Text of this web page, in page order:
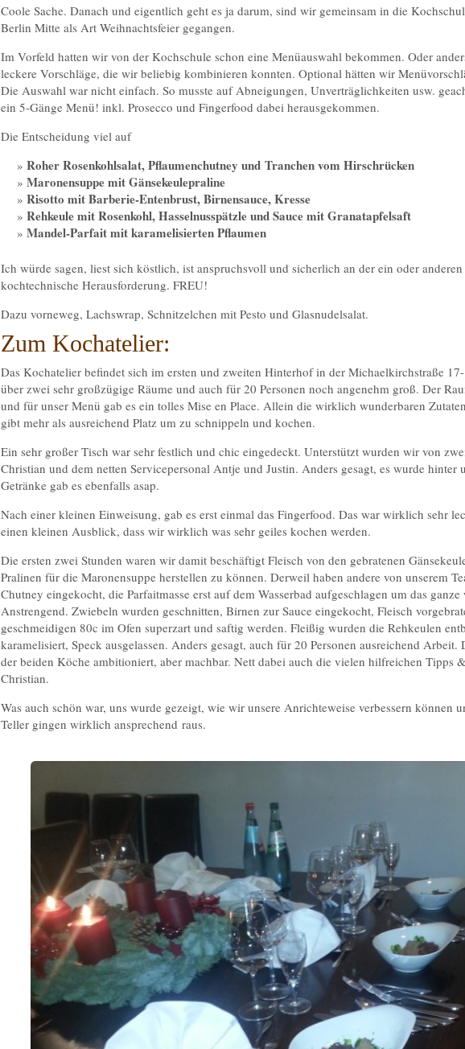
Coole Sache. Danach und eigentlich geht es ja darum, sind wir gemeinsam in die
Berlin Mitte als Art Weihnachtsfeier gegangen.
Im Vorfeld hatten wir von der Kochschule schon eine Menüauswahl bekommen. Oder
leckere Vorschläge, die wir beliebig kombinieren konnten. Optional hätten wir
Die Auswahl war nicht einfach. So musste auf Abneigungen, Unverträglichkeiten usw.
ein 5-Gänge Menü! inkl. Prosecco und Fingerfood dabei herausgekommen.
Die Entscheidung viel auf
Roher Rosenkohlsalat, Pflaumenchutney und Tranchen vom Hirschrücken
Maronensuppe mit Gänsekeulepraline
Risotto mit Barberie-Entenbrust, Birnensauce, Kresse
Rehkeule mit Rosenkohl, Hasselnusspätzle und Sauce mit Granatapfelsaft
Mandel-Parfait mit karamelisierten Pflaumen
Ich würde sagen, liest sich köstlich, ist anspruchsvoll und sicherlich an der ein oder
kochtechnische Herausforderung. FREU!
Dazu vorneweg, Lachswrap, Schnitzelchen mit Pesto und Glasnudelsalat.
Zum Kochatelier:
Das Kochatelier befindet sich im ersten und zweiten Hinterhof in der Michaelkirchstraße
über zwei sehr großzügige Räume und auch für 20 Personen noch angenehm groß. Der
und für unser Menü gab es ein tolles Mise en Place. Allein die wirklich wunderbaren
gibt mehr als ausreichend Platz um zu schnippeln und kochen.
Ein sehr großer Tisch war sehr festlich und chic eingedeckt. Unterstützt wurden wir von
Christian und dem netten Servicepersonal Antje und Justin. Anders gesagt, es wurde hinter
Getränke gab es ebenfalls asap.
Nach einer kleinen Einweisung, gab es erst einmal das Fingerfood. Das war wirklich sehr
einen kleinen Ausblick, dass wir wirklich was sehr geiles kochen werden.
Die ersten zwei Stunden waren wir damit beschäftigt Fleisch von den gebratenen
Pralinen für die Maronensuppe herstellen zu können. Derweil haben andere von unserem
Chutney eingekocht, die Parfaitmasse erst auf dem Wasserbad aufgeschlagen um das
Anstrengend. Zwiebeln wurden geschnitten, Birnen zur Sauce eingekocht, Fleisch
geschmeidigen 80c im Ofen superzart und saftig werden. Fleißig wurden die Rehkeulen
karamelisiert, Speck ausgelassen. Anders gesagt, auch für 20 Personen ausreichend
der beiden Köche ambitioniert, aber machbar. Nett dabei auch die vielen hilfreichen Tipps
Christian.
Was auch schön war, uns wurde gezeigt, wie wir unsere Anrichteweise verbessern können
Teller gingen wirklich ansprechend raus.